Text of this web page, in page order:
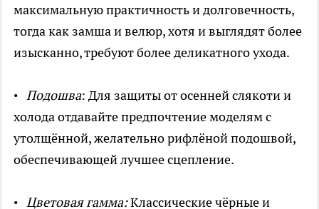
максимальную практичность и долговечность,
тогда как замша и велюр, хотя и выглядят более
изысканно, требуют более деликатного ухода.
• Подошва: Для защиты от осенней слякоти и
холода отдавайте предпочтение моделям с
утолщённой, желательно рифлёной подошвой,
обеспечивающей лучшее сцепление.
• Цветовая гамма:Классические чёрные и